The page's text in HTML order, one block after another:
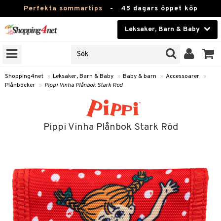
Perfekta sommartips - 45 dagars öppet köp
Leksaker, Barn & Baby
Skönhet
Kontaktlinser
Leksaker, Barn & Baby
Varumärken
Kampanjer
Shopping4net » Leksaker, Barn & Baby » Baby & barn » Accessoarer »
Plånböcker » Pippi Vinha Plånbok Stark Röd
Pippi Vinha Plånbok Stark Röd